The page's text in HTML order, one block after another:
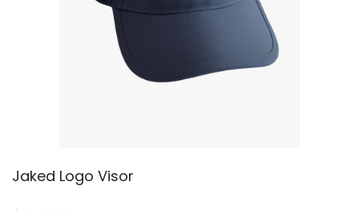
Jaked Logo Visor